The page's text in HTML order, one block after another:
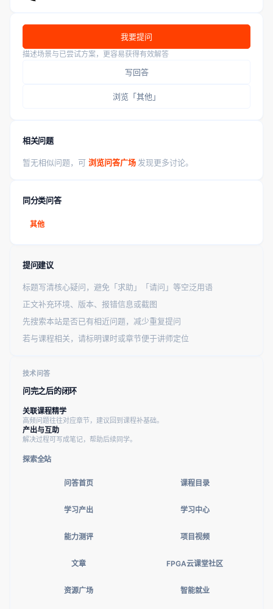
我要提问
描述场景与已尝试方案，更容易获得有效解答
写回答
浏览「其他」
相关问题
暂无相似问题，可 浏览问答广场 发现更多讨论。
同分类问答
其他
提问建议
标题写清核心疑问，避免「求助」「请问」等空泛用语
正文补充环境、版本、报错信息或截图
先搜索本站是否已有相近问题，减少重复提问
若与课程相关，请标明课时或章节便于讲师定位
技术问答
问完之后的闭环
关联课程精学
高频问题往往对应章节，建议回到课程补基础。
产出与互助
解决过程可写成笔记，帮助后续同学。
探索全站
问答首页 课程目录
学习产出 学习中心
能力测评 项目视频
文章 FPGA云课堂社区
资源广场 智能就业